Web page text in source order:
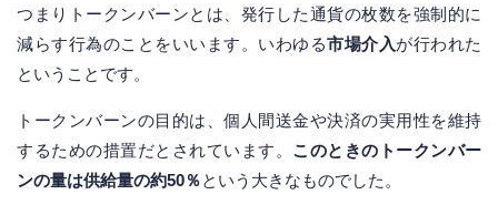
つまりトークンバーンとは、発行した通貨の枚数を強制的に
減らす行為のことをいいます。いわゆる市場介入が行われた
ということです。
トークンバーンの目的は、個人間送金や決済の実用性を維持
するための措置だとされています。 このときのトークンバー
ンの量は供給量の約50％という大きなものでした。